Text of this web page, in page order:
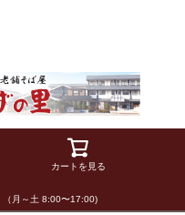
カートを見る
（月～土 8:00〜17:00)